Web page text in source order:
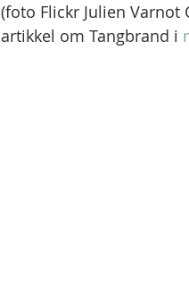
(foto Flickr Julien Varnot
om Tangbrand i